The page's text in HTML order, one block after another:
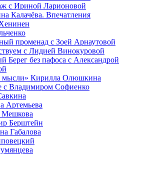
с Ириной Ларионовой
Калачёва. Впечатления
променад с Зоей Арнаутовой
с Лидией Винокуровой
Берег без пафоса с Александрой
мысли» Кирилла Олюшкина
с Владимиром Софиенко
Артемьева
Мешкова
Берштейн
Габалова